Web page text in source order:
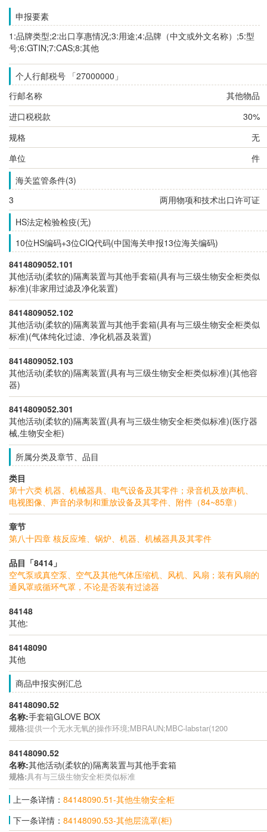
申报要素
1:品牌类型;2:出口享惠情况;3:用途;4:品牌（中文或外文名称）;5:型
号;6:GTIN;7:CAS;8:其他
个人行邮税号 「27000000」
行邮名称
其他物品
进口税税款
30%
规格
无
单位
件
海关监管条件(3)
3
两用物项和技术出口许可证
HS法定检验检疫(无)
10位HS编码+3位CIQ代码(中国海关申报13位海关编码)
8414809052.101
其他活动(柔软的)隔离装置与其他手套箱(具有与三级生物安全柜类似
标准)(非家用过滤及净化装置)
8414809052.102
其他活动(柔软的)隔离装置与其他手套箱(具有与三级生物安全柜类似
标准)(气体纯化过滤、净化机器及装置)
8414809052.103
其他活动(柔软的)隔离装置(具有与三级生物安全柜类似标准)(其他容
器)
8414809052.301
其他活动(柔软的)隔离装置(具有与三级生物安全柜类似标准)(医疗器
械,生物安全柜)
所属分类及章节、品目
类目
第十六类 机器、机械器具、电气设备及其零件；录音机及放声机、
电视图像、声音的录制和重放设备及其零件、附件（84~85章）
章节
第八十四章 核反应堆、锅炉、机器、机械器具及其零件
品目「8414」
空气泵或真空泵、空气及其他气体压缩机、风机、风扇；装有风扇的
通风罩或循环气罩，不论是否装有过滤器
84148
其他:
84148090
其他
商品申报实例汇总
84148090.52
名称:手套箱GLOVE BOX
规格:提供一个无水无氧的操作环境;MBRAUN;MBC-labstar(1200
84148090.52
名称:其他活动(柔软的)隔离装置与其他手套箱
规格:具有与三级生物安全柜类似标准
上一条详情： 84148090.51-其他生物安全柜
下一条详情： 84148090.53-其他层流罩(柜)